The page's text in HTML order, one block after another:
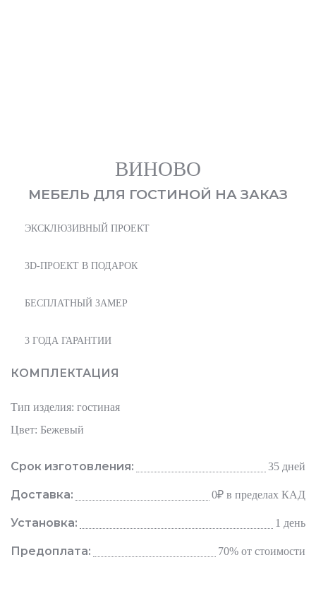
ВИНОВО
МЕБЕЛЬ ДЛЯ ГОСТИНОЙ НА ЗАКАЗ
ЭКСКЛЮЗИВНЫЙ ПРОЕКТ
3D-ПРОЕКТ В ПОДАРОК
БЕСПЛАТНЫЙ ЗАМЕР
3 ГОДА ГАРАНТИИ
КОМПЛЕКТАЦИЯ
Тип изделия: гостиная
Цвет: Бежевый
Срок изготовления: 35 дней
Доставка: 0₽ в пределах КАД
Установка: 1 день
Предоплата: 70% от стоимости